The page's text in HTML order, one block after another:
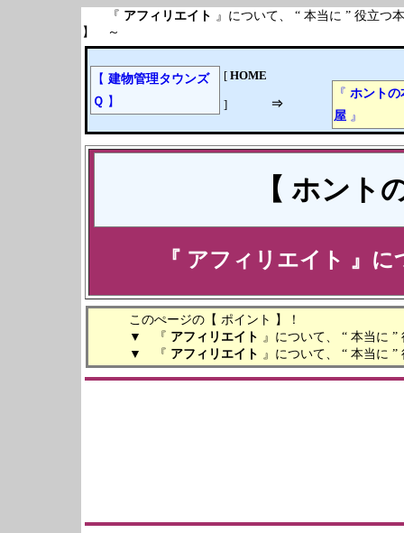
『 アフィリエイト 』について、 “ 本当に ” 役
】 ～
【 建物管理タウンズ
Ｑ 】
[ HOME
] ⇒
『 ホントの
屋 』
【 ホント
『 アフィリエイト 』に
このぺージの【 ポイント 】！
▼ 『 アフィリエイト 』について、 “ 本当に ”
▼ 『 アフィリエイト 』について、 “ 本当に